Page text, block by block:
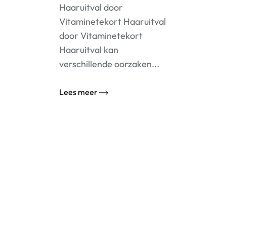
Haaruitval door
Vitaminetekort Haaruitval
door Vitaminetekort
Haaruitval kan
verschillende oorzaken...
Lees meer